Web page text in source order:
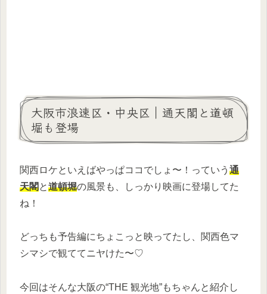
大阪市浪速区・中央区｜通天閣と道頓
堀も登場
関西ロケといえばやっぱココでしょ〜！っていう 通
天閣と道頓堀の風景も、しっかり映画に登場してた
ね！
どっちも予告編にちょこっと映ってたし、関西色マ
シマシで観ててニヤけた〜♡
今回はそんな大阪の“THE 観光地”もちゃんと紹介し